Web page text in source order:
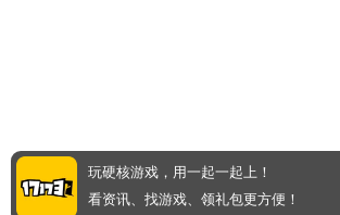
玩硬核游戏，用一起一起上！
看资讯、找游戏、领礼包更方便！